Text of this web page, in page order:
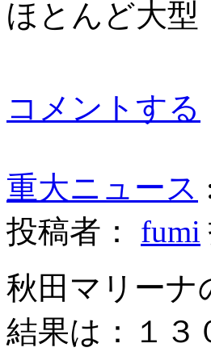
ほとんど大型
コメントする
重大ニュース
投稿者： fumi
秋田マリーナ
結果は：１３